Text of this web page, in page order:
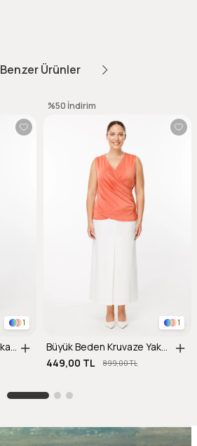
Benzer Ürünler
1
Büyük Beden Gömlek Yaka Ayarlanabilir İp Detaylı Bluz-SİYAH
1
Büyük Beden Kruvaze Yaka Bluz-ŞEFTALİ
449,00 TL
899,00 TL
%50 İndirim